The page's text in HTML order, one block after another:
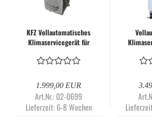
KFZ Vollautomatisches
Klimaservicegerät für
1.999,00 EUR
Art.Nr.: 02-0699
Lieferzeit: 6-8 Wochen